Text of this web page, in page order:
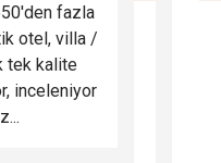
fazla
otel, villa /
tek kalite
inceleniyor